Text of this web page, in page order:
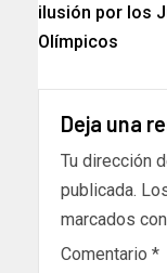
ilusión por los
Olímpicos
Deja una
Tu dirección
publicada.
marcados con
Comentario *